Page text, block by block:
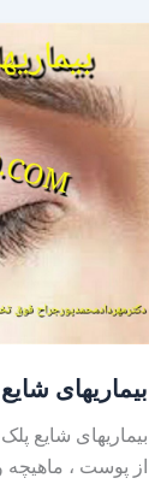
بیماریهای
از پوست ،